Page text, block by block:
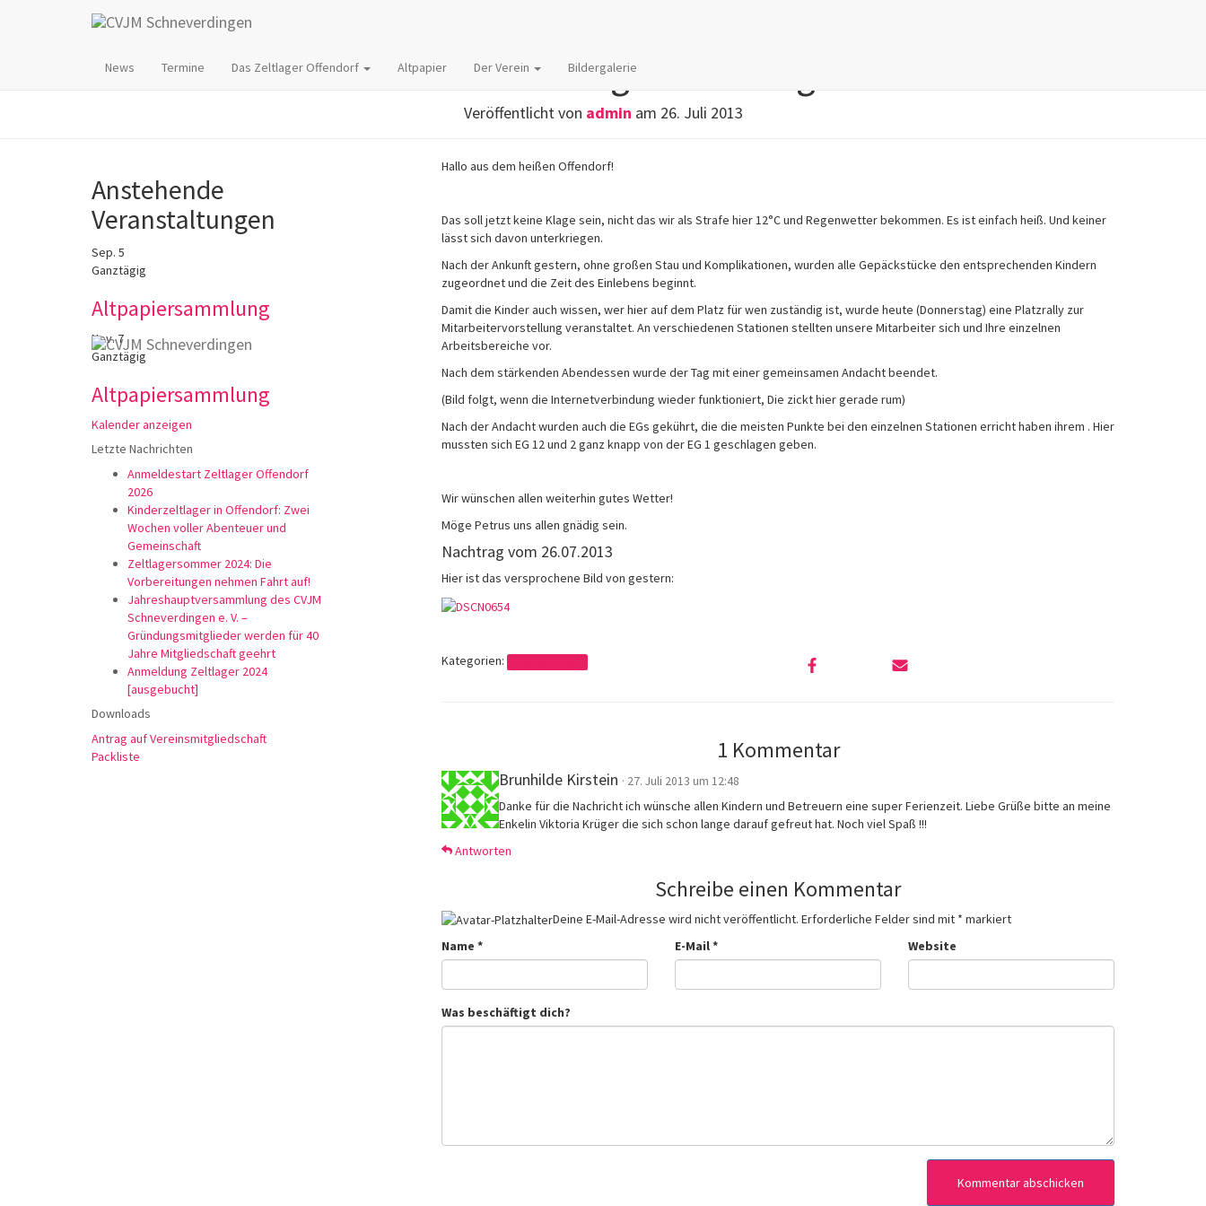
News Termine Das Zeltlager Offendorf Altpapier Der Verein Bildergalerie
Das Offendorftagebuch – Tag 1
Veröffentlicht von admin am 26. Juli 2013
Anstehende
Veranstaltungen
Sep. 5
Ganztägig
Altpapiersammlung
Nov.7
Ganztägig
Altpapiersammlung
Kalender anzeigen
Letzte Nachrichten
Anmeldestart Zeltlager Offendorf
2026
Kinderzeltlager in Offendorf: Zwei
Wochen voller Abenteuer und
Gemeinschaft
Zeltlagersommer 2024: Die
Vorbereitungen nehmen Fahrt auf!
Jahreshauptversammlung des CVJM
Schneverdingen e. V. –
Gründungsmitglieder werden für 40
Jahre Mitgliedschaft geehrt
Anmeldung Zeltlager 2024
[ausgebucht]
Downloads
Antrag auf Vereinsmitgliedschaft
Packliste
Hallo aus dem heißen Offendorf!
Das soll jetzt keine Klage sein, nicht das wir als Strafe hier 12°C und Regenwetter bekommen. Es ist einfach heiß. Und keiner
lässt sich davon unterkriegen.
Nach der Ankunft gestern, ohne großen Stau und Komplikationen, wurden alle Gepäckstücke den entsprechenden Kindern
zugeordnet und die Zeit des Einlebens beginnt.
Damit die Kinder auch wissen, wer hier auf dem Platz für wen zuständig ist, wurde heute (Donnerstag) eine Platzrally zur
Mitarbeitervorstellung veranstaltet. An verschiedenen Stationen stellten unsere Mitarbeiter sich und Ihre einzelnen
Arbeitsbereiche vor.
Nach dem stärkenden Abendessen wurde der Tag mit einer gemeinsamen Andacht beendet.
(Bild folgt, wenn die Internetverbindung wieder funktioniert, Die zickt hier gerade rum)
Nach der Andacht wurden auch die EGs gekührt, die die meisten Punkte bei den einzelnen Stationen erricht haben ihrem . Hier
mussten sich EG 12 und 2 ganz knapp von der EG 1 geschlagen geben.
Wir wünschen allen weiterhin gutes Wetter!
Möge Petrus uns allen gnädig sein.
Nachtrag vom 26.07.2013
Hier ist das versprochene Bild von gestern:
Kategorien:
1 Kommentar
Brunhilde Kirstein · 27. Juli 2013 um 12:48
Danke für die Nachricht ich wünsche allen Kindern und Betreuern eine super Ferienzeit. Liebe Grüße bitte an meine
Enkelin Viktoria Krüger die sich schon lange darauf gefreut hat. Noch viel Spaß !!!
Antworten
Schreibe einen Kommentar
Deine E-Mail-Adresse wird nicht veröffentlicht. Erforderliche Felder sind mit * markiert
Name * E-Mail* Website
Was beschäftigt dich?